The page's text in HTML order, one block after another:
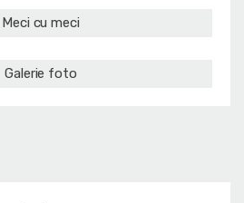
Meci cu meci
Galerie foto